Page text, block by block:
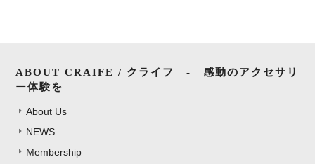
ABOUT CRAIFE / クライフ - 感動のアクセサリ
ー体験を
About Us
NEWS
Membership